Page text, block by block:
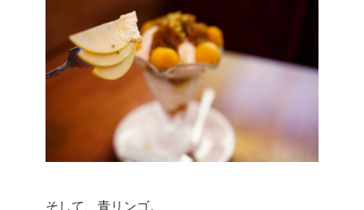
そして、青リンゴ。